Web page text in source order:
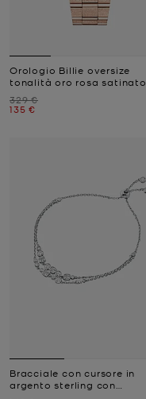
Orologio Billie oversize
tonalità oro rosa satinato
Prezzo iniziale
329 €
Prezzo attuale
135 €
Bracciale con cursore in
argento sterling con